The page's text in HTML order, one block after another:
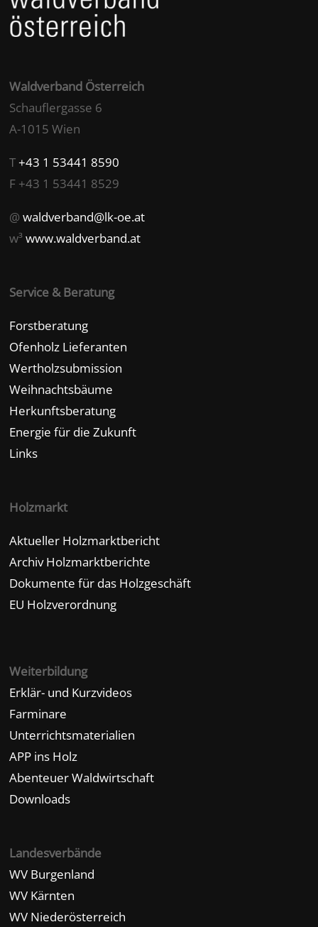
Waldverband Österreich
Schauflergasse 6
A-1015 Wien
T+43 1 53441 8590
F +43 1 53441 8529
@waldverband@lk-oe.at
w³www.waldverband.at
Service & Beratung
Forstberatung
Ofenholz Lieferanten
Wertholzsubmission
Weihnachtsbäume
Herkunftsberatung
Energie für die Zukunft
Links
Holzmarkt
Aktueller Holzmarktbericht
Archiv Holzmarktberichte
Dokumente für das Holzgeschäft
EU Holzverordnung
Weiterbildung
Erklär- und Kurzvideos
Farminare
Unterrichtsmaterialien
APP ins Holz
Abenteuer Waldwirtschaft
Downloads
Landesverbände
WV Burgenland
WV Kärnten
WV Niederösterreich